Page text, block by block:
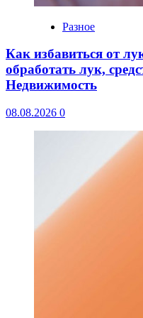
Разное
Как избавиться от
обработать лук,
Недвижимость
08.08.2026 0